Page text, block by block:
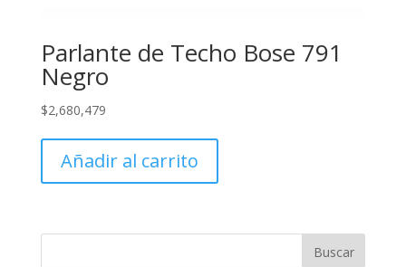
Parlante de Techo Bose 791
Negro
$2,680,479
Añadir al carrito